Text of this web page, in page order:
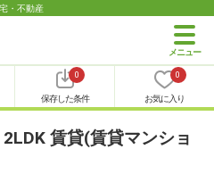
・不動産
0
保存した条件
0
お気に入り
賃貸(賃貸マンショ